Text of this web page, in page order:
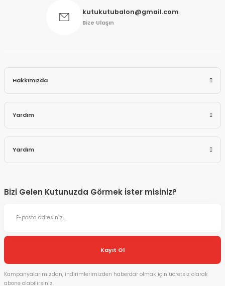
kutukutubalon@gmail.com
Bize Ulaşın
Hakkımızda
Yardım
Yardım
Bizi Gelen Kutunuzda Görmek İster misiniz?
Kayıt Ol
Kampanyalarımızdan, indirimlerimizden haberdar olmak için ücretsiz olarak
abone olabilirsiniz.